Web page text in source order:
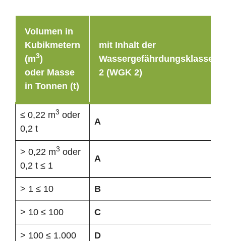
Volumen in
Kubikmetern
(m3)
oder Masse
in Tonnen (t)
mit Inhalt der
Wassergefährdungsklasse
2 (WGK 2)
≤ 0,22 m3 oder
0,2 t
A
> 0,22 m3 oder
0,2 t ≤ 1
A
> 1 ≤ 10 B
> 10 ≤ 100 C
> 100 ≤ 1.000 D